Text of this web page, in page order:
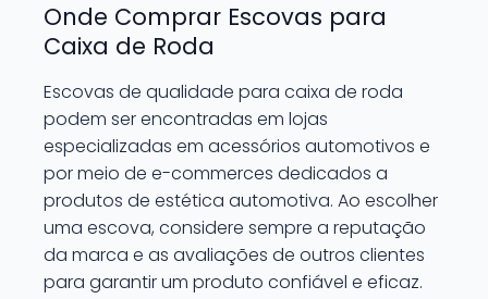
Onde Comprar Escovas para
Caixa de Roda
Escovas de qualidade para caixa de roda
podem ser encontradas em lojas
especializadas em acessórios automotivos e
por meio de e-commerces dedicados a
produtos de estética automotiva. Ao escolher
uma escova, considere sempre a reputação
da marca e as avaliações de outros clientes
para garantir um produto confiável e eficaz.